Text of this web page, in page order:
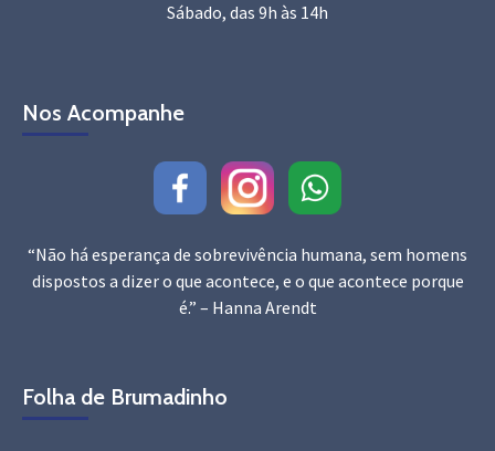
Sábado, das 9h às 14h
Nos Acompanhe
“Não há esperança de sobrevivência humana, sem homens
dispostos a dizer o que acontece, e o que acontece porque
é.” – Hanna Arendt
Folha de Brumadinho